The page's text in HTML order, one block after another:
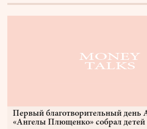
Первый благотворительный день
«Ангелы Плющенко» собрал детей